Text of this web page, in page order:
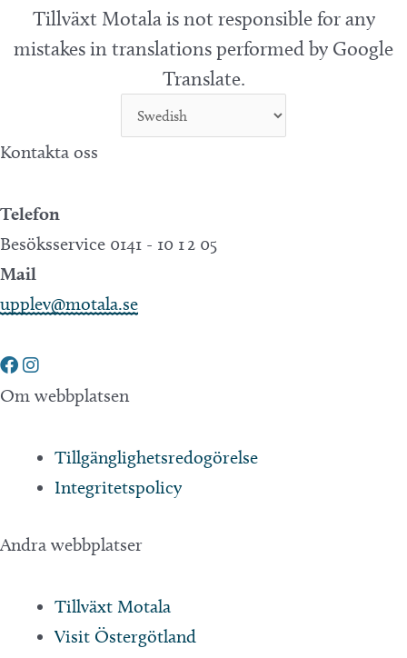
Tillväxt Motala is not responsible for any
mistakes in translations performed by Google
Translate.
Kontakta oss
Telefon
Besöksservice 0141 - 10 1 2 05
Mail
upplev@motala.se
Om webbplatsen
Tillgänglighetsredogörelse
Integritetspolicy
Andra webbplatser
Tillväxt Motala
Visit Östergötland